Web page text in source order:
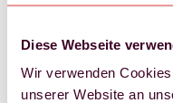
Diese Webseite
Wir verwenden
unserer Website an